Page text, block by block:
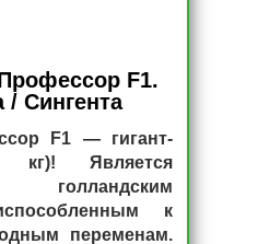
F1.
/ Сингента
F1 — гигант-
кг)! Является
голландским
к
переменам.